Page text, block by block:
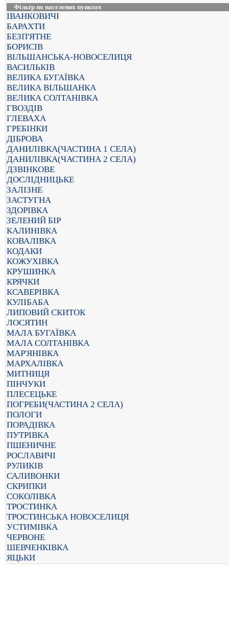
Фільтр по населених пунктах
ІВАНКОВИЧІ
БАРАХТИ
БЕЗП'ЯТНЕ
БОРИСІВ
ВІЛЬШАНСЬКА-НОВОСЕЛИЦЯ
ВАСИЛЬКІВ
ВЕЛИКА БУГАЇВКА
ВЕЛИКА ВІЛЬШАНКА
ВЕЛИКА СОЛТАНІВКА
ГВОЗДІВ
ГЛЕВАХА
ГРЕБІНКИ
ДІБРОВА
ДАНИЛІВКА(ЧАСТИНА 1 СЕЛА)
ДАНИЛІВКА(ЧАСТИНА 2 СЕЛА)
ДЗВІНКОВЕ
ДОСЛІДНИЦЬКЕ
ЗАЛІЗНЕ
ЗАСТУГНА
ЗДОРІВКА
ЗЕЛЕНИЙ БІР
КАЛИНІВКА
КОВАЛІВКА
КОДАКИ
КОЖУХІВКА
КРУШИНКА
КРЯЧКИ
КСАВЕРІВКА
КУЛІБАБА
ЛИПОВИЙ СКИТОК
ЛОСЯТИН
МАЛА БУГАЇВКА
МАЛА СОЛТАНІВКА
МАР'ЯНІВКА
МАРХАЛІВКА
МИТНИЦЯ
ПІНЧУКИ
ПЛЕСЕЦЬКЕ
ПОГРЕБИ(ЧАСТИНА 2 СЕЛА)
ПОЛОГИ
ПОРАДІВКА
ПУТРІВКА
ПШЕНИЧНЕ
РОСЛАВИЧІ
РУЛИКІВ
САЛИВОНКИ
СКРИПКИ
СОКОЛІВКА
ТРОСТИНКА
ТРОСТИНСЬКА НОВОСЕЛИЦЯ
УСТИМІВКА
ЧЕРВОНЕ
ШЕВЧЕНКІВКА
ЯЦЬКИ